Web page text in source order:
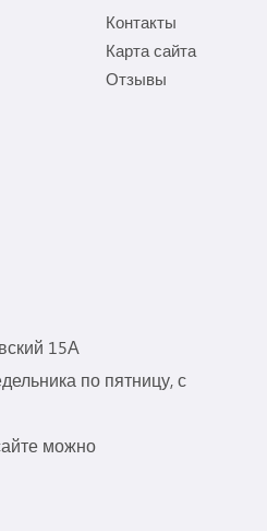
Контакты
Карта сайта
Отзывы
15А
по пятницу, с
можно